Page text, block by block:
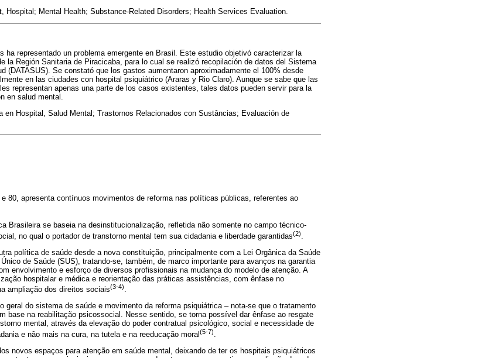
Hospital; Mental Health; Substance-Related Disorders; Health Services Evaluation.
ha representado un problema emergente en Brasil. Este estudio objetivó caracterizar la
la Región Sanitaria de Piracicaba, para lo cual se realizó recopilación de datos del Sistema
(DATASUS). Se constató que los gastos aumentaron aproximadamente el 100% desde
en las ciudades con hospital psiquiátrico (Araras y Rio Claro). Aunque se sabe que las
representan apenas una parte de los casos existentes, tales datos pueden servir para la
en salud mental.
en Hospital, Salud Mental; Trastornos Relacionados con Sustâncias; Evaluación de
80, apresenta contínuos movimentos de reforma nas políticas públicas, referentes ao
Brasileira se baseia na desinstitucionalização, refletida não somente no campo técnico-
no qual o portador de transtorno mental tem sua cidadania e liberdade garantidas(2)
política de saúde desde a nova constituição, principalmente com a Lei Orgânica da Saúde
de Saúde (SUS), tratando-se, também, de marco importante para avanços na garantia
envolvimento e esforço de diversos profissionais na mudança do modelo de atenção. A
hospitalar e médica e reorientação das práticas assistências, com ênfase no
ampliação dos direitos sociais(3-4).
geral do sistema de saúde e movimento da reforma psiquiátrica – nota-se que o tratamento
base na reabilitação psicossocial. Nesse sentido, se torna possível dar ênfase ao resgate
mental, através da elevação do poder contratual psicológico, social e necessidade de
e não mais na cura, na tutela e na reeducação moral(5-7)
novos espaços para atenção em saúde mental, deixando de ter os hospitais psiquiátricos